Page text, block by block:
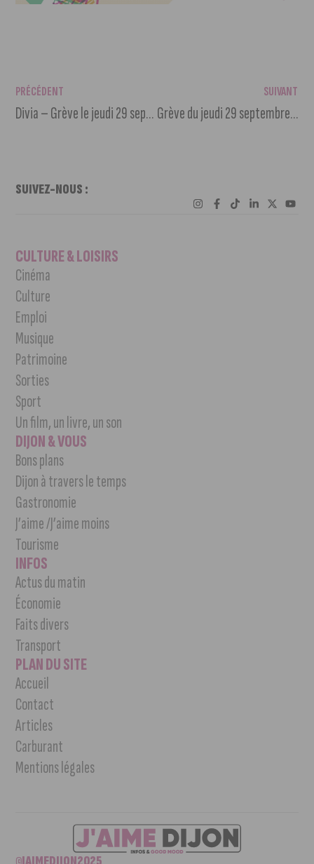
PRÉCÉDENT
Divia – Grève le jeudi 29 septembre 2022
SUIVANT
Grève du jeudi 29 septembre : pourquoi et comment ?
SUIVEZ-NOUS :
CULTURE & LOISIRS
Cinéma
Culture
Emploi
Musique
Patrimoine
Sorties
Sport
Un film, un livre, un son
DIJON & VOUS
Bons plans
Dijon à travers le temps
Gastronomie
J’aime /J’aime moins
Tourisme
INFOS
Actus du matin
Économie
Faits divers
Transport
PLAN DU SITE
Accueil
Contact
Articles
Carburant
Mentions légales